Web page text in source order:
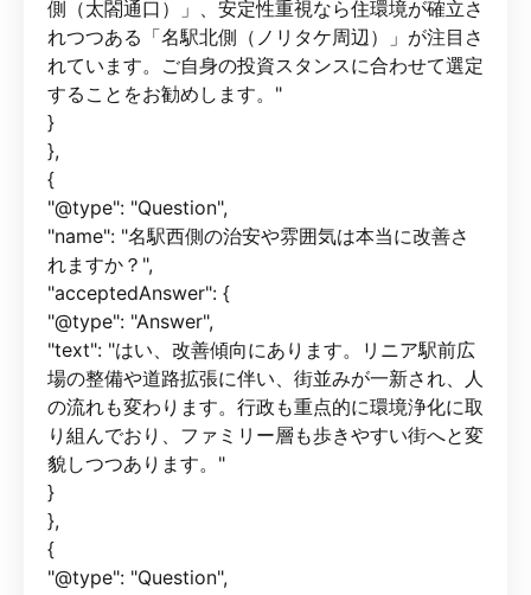
側（太閤通口）」、安定性重視なら住環境が確立さ
れつつある「名駅北側（ノリタケ周辺）」が注目さ
れています。ご自身の投資スタンスに合わせて選定
することをお勧めします。"
}
},
{
"@type": "Question",
"name": "名駅西側の治安や雰囲気は本当に改善さ
れますか？",
"acceptedAnswer": {
"@type": "Answer",
"text": "はい、改善傾向にあります。リニア駅前広
場の整備や道路拡張に伴い、街並みが一新され、人
の流れも変わります。行政も重点的に環境浄化に取
り組んでおり、ファミリー層も歩きやすい街へと変
貌しつつあります。"
}
},
{
"@type": "Question",